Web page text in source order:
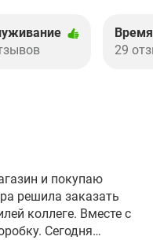
29
и покупаю
решила заказать
коллеге. Вместе с
Сегодня